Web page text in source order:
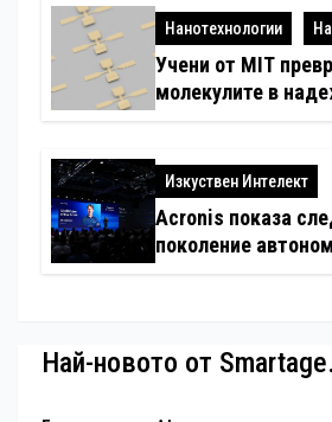
Нанотехнологии
Учени от MIT
молекулите в
Изкуствен Интелект
Acronis показа
поколение
Най-новото от